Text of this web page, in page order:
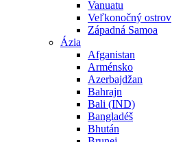
Vanuatu
Veľkonočný ostrov
Západná Samoa
Ázia
Afganistan
Arménsko
Azerbajdžan
Bahrajn
Bali (IND)
Bangladéš
Bhután